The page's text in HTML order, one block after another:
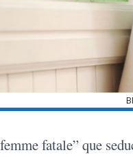
fatale” que